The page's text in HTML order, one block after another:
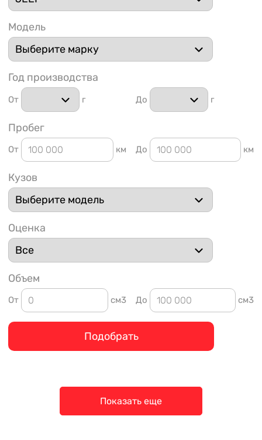
91
Модель
Год производства
От г До г
Пробег
От км До км
Кузов
Оценка
Объем
От см3 До см3
Подобрать
Показать еще